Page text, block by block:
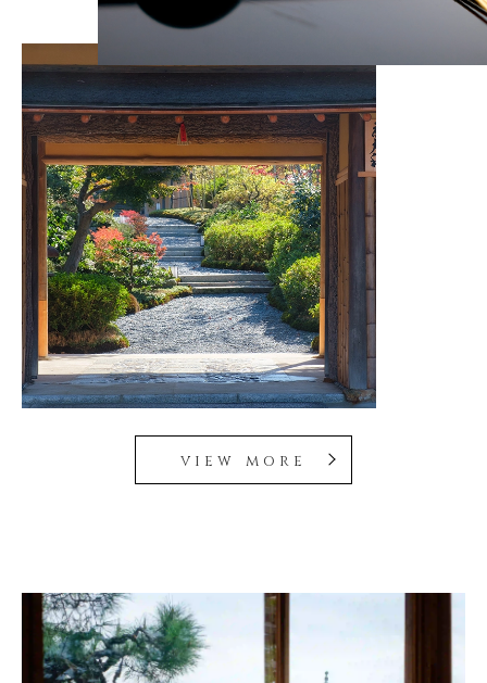
view more